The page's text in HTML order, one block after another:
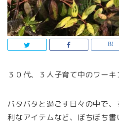
３０代、３人子育て中のワーキ
バタバタと過ごす日々の中で
利なアイテムなど、ぼちぼち書